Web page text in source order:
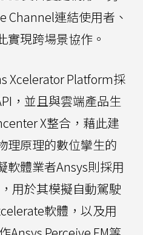
Channel連結使用者、
實現跨場景協作。
Xcelerator Platform採
，並且與雲端產品生
X整合，藉此建
理原理的數位攣生的
軟體業者Ansys則採用
用於其模擬自動駕駛
軟體，以及用